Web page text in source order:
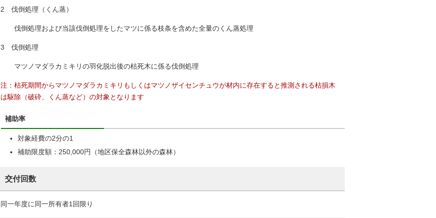
2 伐倒処理（くん蒸）
伐倒処理および当該伐倒処理をしたマツに係る枝条を含めた全量のくん蒸処理
3 伐倒処理
マツノマダラカミキリの羽化脱出後の枯死木に係る伐倒処理
注：枯死期間からマツノマダラカミキリもしくはマツノザイセンチュウが材内に存在すると推測される枯損木
は駆除（破砕、くん蒸など）の対象となります
補助率
対象経費の2分の1
補助限度額：250,000円（地区保全森林以外の森林）
交付回数
同一年度に同一所有者1回限り